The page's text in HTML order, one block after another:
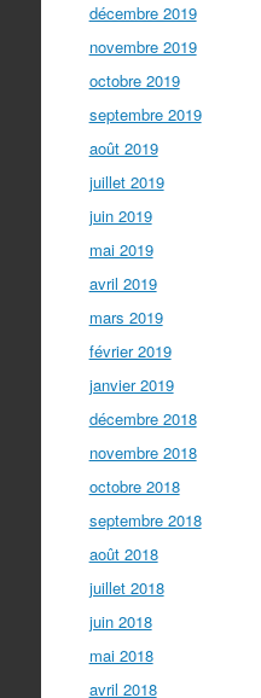
décembre 2019
novembre 2019
octobre 2019
septembre 2019
août 2019
juillet 2019
juin 2019
mai 2019
avril 2019
mars 2019
février 2019
janvier 2019
décembre 2018
novembre 2018
octobre 2018
septembre 2018
août 2018
juillet 2018
juin 2018
mai 2018
avril 2018